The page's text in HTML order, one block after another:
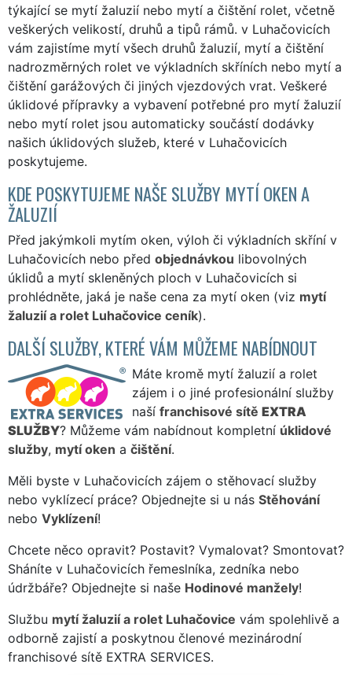
týkající se mytí žaluzií nebo mytí a čištění rolet, včetně
veškerých velikostí, druhů a tipů rámů. v Luhačovicích
vám zajistíme mytí všech druhů žaluzií, mytí a čištění
nadrozměrných rolet ve výkladních skříních nebo mytí a
čištění garážových či jiných vjezdových vrat. Veškeré
úklidové přípravky a vybavení potřebné pro mytí žaluzií
nebo mytí rolet jsou automaticky součástí dodávky
našich úklidových služeb, které v Luhačovicích
poskytujeme.
KDE POSKYTUJEME NAŠE SLUŽBY MYTÍ OKEN A
ŽALUZIÍ
Před jakýmkoli mytím oken, výloh či výkladních skříní v
Luhačovicích nebo před objednávkou libovolných
úklidů a mytí skleněných ploch v Luhačovicích si
prohlédněte, jaká je naše cena za mytí oken (viz mytí
žaluzií a rolet Luhačovice ceník).
DALŠÍ SLUŽBY, KTERÉ VÁM MŮŽEME NABÍDNOUT
Máte kromě mytí žaluzií a rolet
zájem i o jiné profesionální služby
naší franchisové sítě EXTRA
SLUŽBY? Můžeme vám nabídnout kompletní úklidové
služby, mytí oken a čištění.
Měli byste v Luhačovicích zájem o stěhovací služby
nebo vyklízecí práce? Objednejte si u nás Stěhování
nebo Vyklízení!
Chcete něco opravit? Postavit? Vymalovat? Smontovat?
Sháníte v Luhačovicích řemeslníka, zedníka nebo
údržbáře? Objednejte si naše Hodinové manžely!
Službu mytí žaluzií a rolet Luhačovice vám spolehlivě a
odborně zajistí a poskytnou členové mezinárodní
franchisové sítě EXTRA SERVICES.